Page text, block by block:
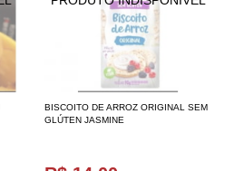
BISCOITO DE ARROZ ORIGINAL SEM
GLÚTEN JASMINE